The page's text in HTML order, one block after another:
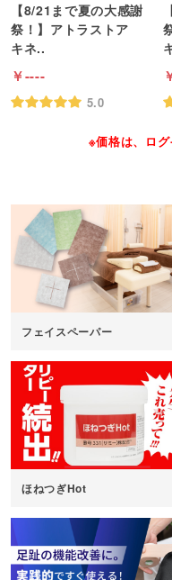
【8/21まで夏の大感謝
祭！】アトラストア
キネ..
----
5.0
※価格は、ログ
フェイスペーパー
ほねつぎHot